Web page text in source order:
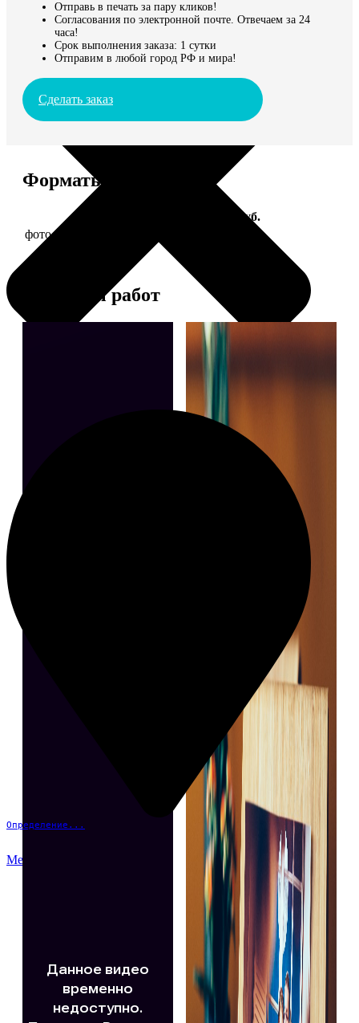
Определение...
Меню
Отправь в печать за пару кликов!
Согласования по электронной почте. Отвечаем за 24
часа!
Срок выполнения заказа: 1 сутки
Отправим в любой город РФ и мира!
Сделать заказ
Форматы и цены
Цена, руб.
фото 13х18 в деревянной рамке
Примеры работ